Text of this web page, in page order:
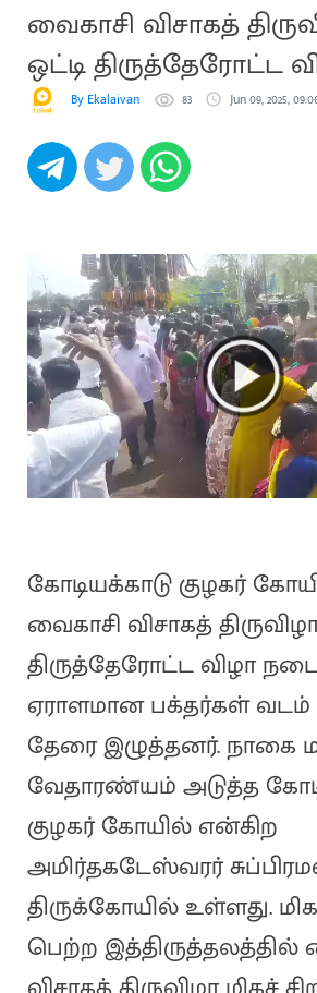
வைகாசி விசாகத்
ஒட்டி திருத்தேரோட்ட
By Ekalaivan 83 Jun 09, 2025,
கோடியக்காடு குழகர்
வைகாசி விசாகத்
திருத்தேரோட்ட விழா
ஏராளமான பக்தர்கள் வடம்
தேரை இழுத்தனர். நாகை
வேதாரண்யம் அடுத்த
குழகர் கோயில் என்கிற
அமிர்தகடேஸ்வரர்
திருக்கோயில் உள்ளது.
பெற்ற இத்திருத்தலத்தில்